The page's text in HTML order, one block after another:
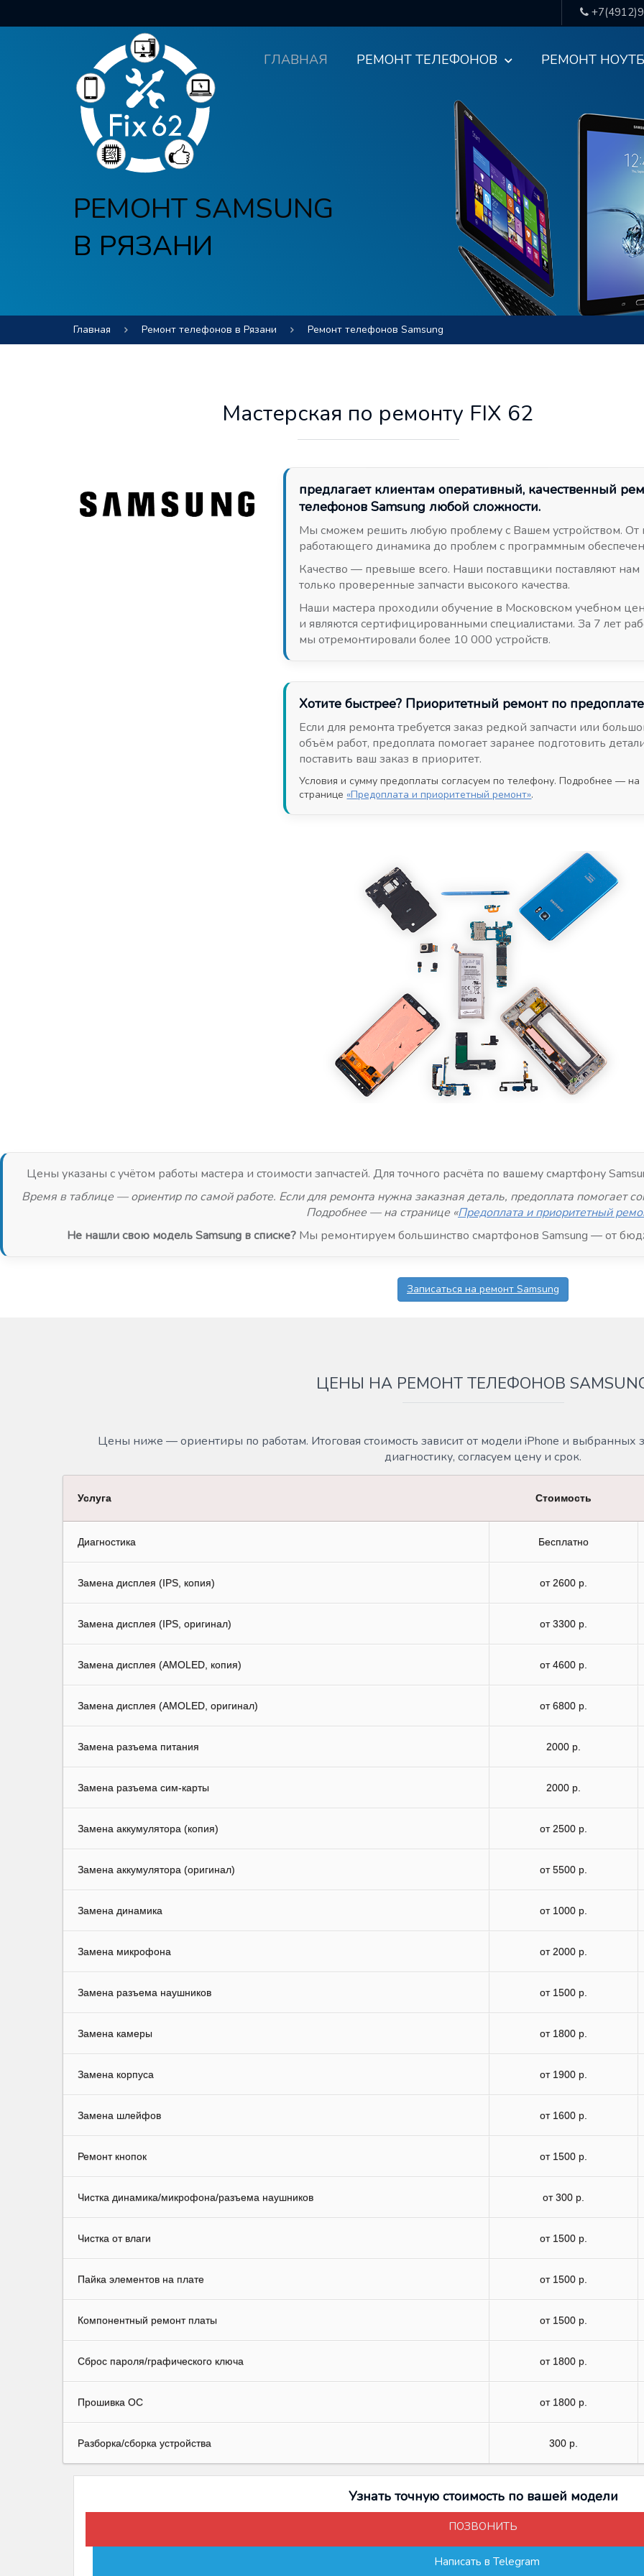
ГЛАВНАЯ РЕМОНТ ТЕЛЕФОНОВ РЕМОНТ
РЕМОНТ SAMSUNG
В РЯЗАНИ
Главная Ремонт телефонов в Рязани Ремонт телефонов Samsung
Мастерская по ремонту FIX 62
предлагает клиентам оперативный, качественный
телефонов Samsung любой сложности.
Мы сможем решить любую проблему с Вашем устройством. От
работающего динамика до проблем с программным
Качество — превыше всего. Наши поставщики поставляют нам
только проверенные запчасти высокого качества.
Наши мастера проходили обучение в Московском учебном
и являются сертифицированными специалистами. За 7 лет
мы отремонтировали более 10 000 устройств.
Хотите быстрее? Приоритетный ремонт по предоплате
Если для ремонта требуется заказ редкой запчасти или
объём работ, предоплата помогает заранее подготовить
поставить ваш заказ в приоритет.
Условия и сумму предоплаты согласуем по телефону. Подробнее — на
странице «Предоплата и приоритетный ремонт».
Цены указаны с учётом работы мастера и стоимости запчастей. Для точного расчёта по вашему смартфону
Время в таблице — ориентир по самой работе. Если для ремонта нужна заказная деталь, предоплата помогает
Подробнее — на странице «Предоплата и приоритетный
Не нашли свою модель Samsung в списке?Мы ремонтируем большинство смартфонов Samsung — от
Записаться на ремонт Samsung
ЦЕНЫ НА РЕМОНТ ТЕЛЕФОНОВ
Цены ниже — ориентиры по работам. Итоговая стоимость зависит от модели iPhone и
диагностику, согласуем цену и срок.
Услуга Стоимость
Диагностика Бесплатно
Замена дисплея (IPS, копия) от 2600 р.
Замена дисплея (IPS, оригинал) от 3300 р.
Замена дисплея (AMOLED, копия) от 4600 р.
Замена дисплея (AMOLED, оригинал) от 6800 р.
Замена разъема питания 2000 р.
Замена разъема сим-карты 2000 р.
Замена аккумулятора (копия) от 2500 р.
Замена аккумулятора (оригинал) от 5500 р.
Замена динамика от 1000 р.
Замена микрофона от 2000 р.
Замена разъема наушников от 1500 р.
Замена камеры от 1800 р.
Замена корпуса от 1900 р.
Замена шлейфов от 1600 р.
Ремонт кнопок от 1500 р.
Чистка динамика/микрофона/разъема наушников от 300 р.
Чистка от влаги от 1500 р.
Пайка элементов на плате от 1500 р.
Компонентный ремонт платы от 1500 р.
Сброс пароля/графического ключа от 1800 р.
Прошивка ОС от 1800 р.
Разборка/сборка устройства 300 р.
Узнать точную стоимость по вашей модели
ПОЗВОНИТЬ
Написать в Telegram